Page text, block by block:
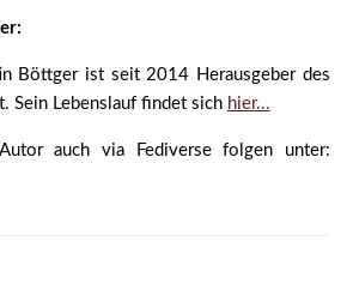
Böttger ist seit 2014 Herausgeber des
Sein Lebenslauf findet sich hier...
auch via Fediverse folgen unter: